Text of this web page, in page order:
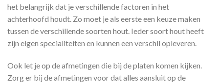
het belangrijk dat je verschillende factoren in het
achterhoofd houdt. Zo moet je als eerste een keuze maken
tussen de verschillende soorten hout. Ieder soort hout heeft
zijn eigen specialiteiten en kunnen een verschil opleveren.
Ook let je op de afmetingen die bij de platen komen kijken.
Zorg er bij de afmetingen voor dat alles aansluit op de